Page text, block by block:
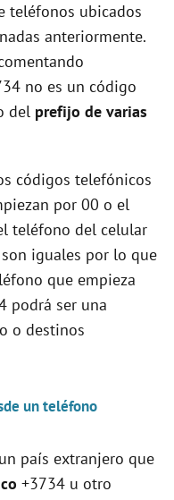
teléfonos ubicados
anteriormente.
no es un código
del prefijo de varias
códigos telefónicos
por 00 o el
teléfono del celular
iguales por lo que
que empieza
podrá ser una
o destinos
un teléfono
país extranjero que
+3734 u otro